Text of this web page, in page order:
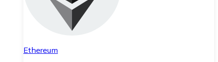
Ethereum